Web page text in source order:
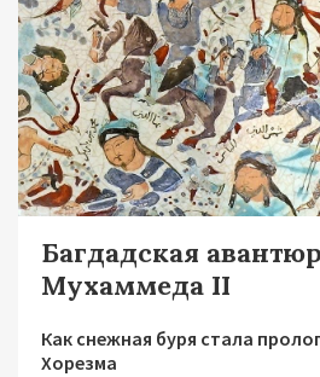
Багдадская
Мухаммеда II
Как снежная буря стала
Хорезма